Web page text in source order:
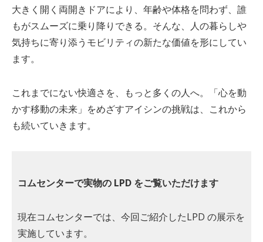
大きく開く両開きドアにより、年齢や体格を問わず、誰
もがスムーズに乗り降りできる。そんな、人の暮らしや
気持ちに寄り添うモビリティの新たな価値を形にしてい
ます。
これまでにない快適さを、もっと多くの人へ。「心を動
かす移動の未来」をめざすアイシンの挑戦は、これから
も続いていきます。
コムセンターで実物の LPD をご覧いただけます
現在コムセンターでは、今回ご紹介したLPD の展示を
実施しています。